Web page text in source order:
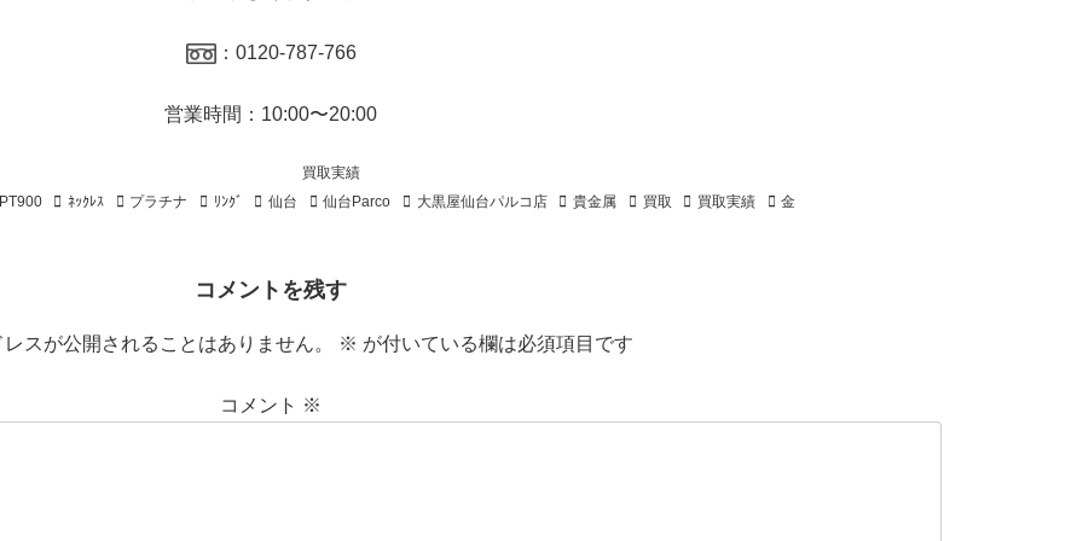
：0120-787-766
営業時間：10:00〜20:00
買取実績
PT900 ﾈｯｸﾚｽ プラチナ ﾘﾝｸﾞ 仙台 仙台Parco 大黒屋仙台パルコ店 貴金属 買取 買取実績 金
コメントを残す
レスが公開されることはありません。 ※ が付いている欄は必須項目です
コメント ※